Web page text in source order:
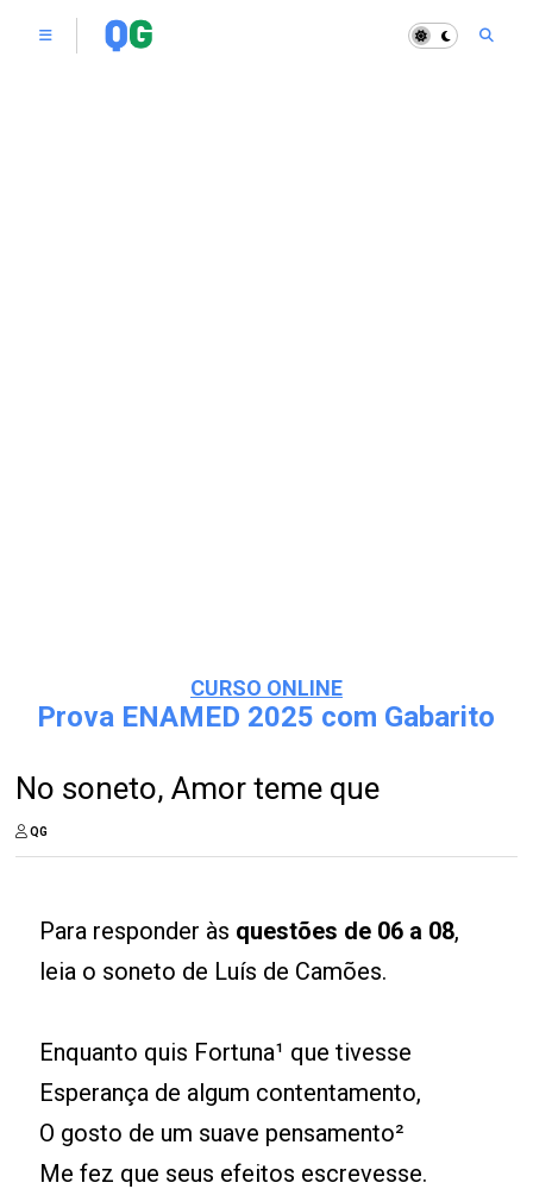
CURSO ONLINE
Prova ENAMED 2025 com Gabarito
No soneto, Amor teme que
QG
Para responder às questões de 06 a 08,
leia o soneto de Luís de Camões.
Enquanto quis Fortuna¹ que tivesse
Esperança de algum contentamento,
O gosto de um suave pensamento²
Me fez que seus efeitos escrevesse.